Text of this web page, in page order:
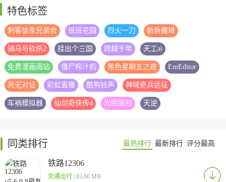
特色标签
刺客信条兄弟会 班班花园 烈火一刀 新新魔塔
骑马与砍杀2 挂出个三国 跨越千年 天工ai
免费漫画阅站 僵尸榨汁机 黑色星期五之夜 EmEditor
死无对证 彩虹直播 酷狗铃声 神域奇兵远征
车祸模拟器 仙剑奇侠传4 光明冒险 天逆
同类排行 最热排行 最新排行 评分最高
铁路12306
交通出行| 83.66 MB